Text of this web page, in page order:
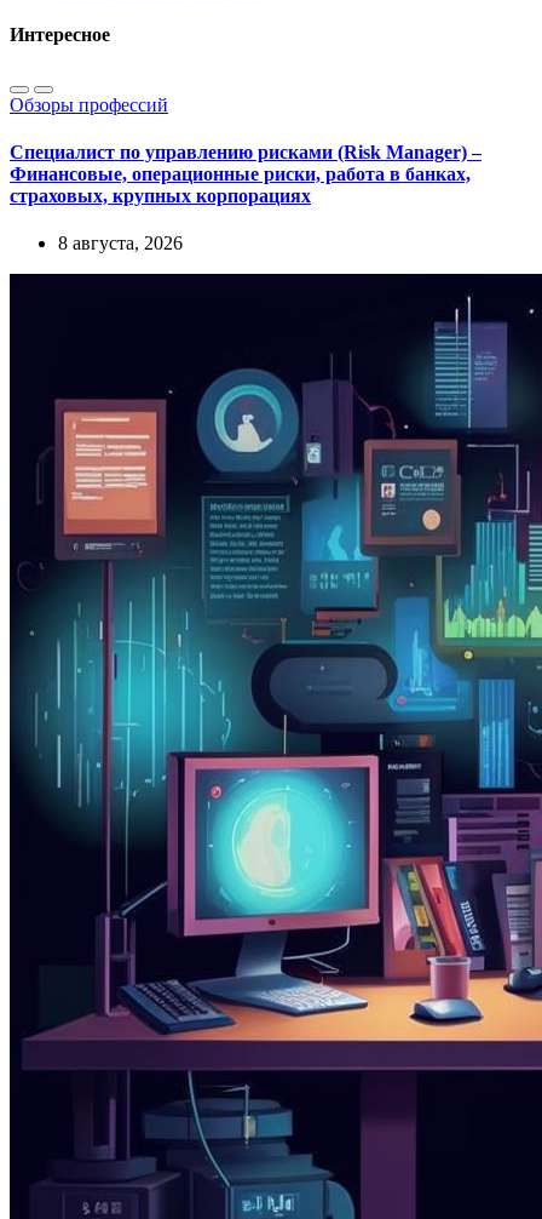
Интересное
Обзоры профессий
Специалист по управлению рисками (Risk Manager) –
Финансовые, операционные риски, работа в банках,
страховых, крупных корпорациях
8 августа, 2026